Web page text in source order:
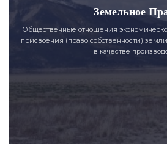
Земельное
Общественные отношения
присвоения (право собственности)
в качестве